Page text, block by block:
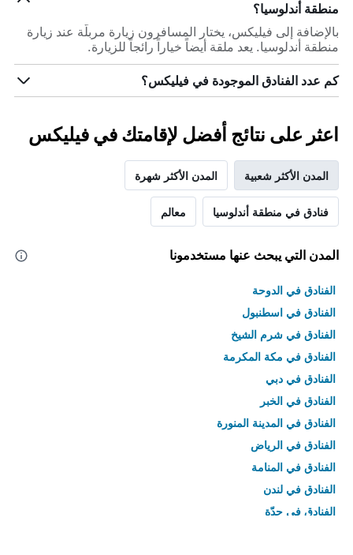
منطقة أندلوسيا؟
بالإضافة إلى فيليكس، يختار المسافرون زيارة مربلّة عند زيارة
منطقة أندلوسيا. يعد ملقة أيضاً خياراً رائجاً للزيارة.
كم عدد الفنادق الموجودة في فيليكس؟
اعثر على نتائج أفضل لإقامتك في فيليكس
المدن الأكثر شعبية المدن الأكثر شهرة
فنادق في منطقة أندلوسيا معالم
المدن التي يبحث عنها مستخدمونا
الفنادق في الدوحة
الفنادق في اسطنبول
الفنادق في شرم الشيخ
الفنادق في مكة المكرمة
الفنادق في دبي
الفنادق في الخبر
الفنادق في المدينة المنورة
الفنادق في الرياض
الفنادق في المنامة
الفنادق في لندن
الفنادق في جدّة